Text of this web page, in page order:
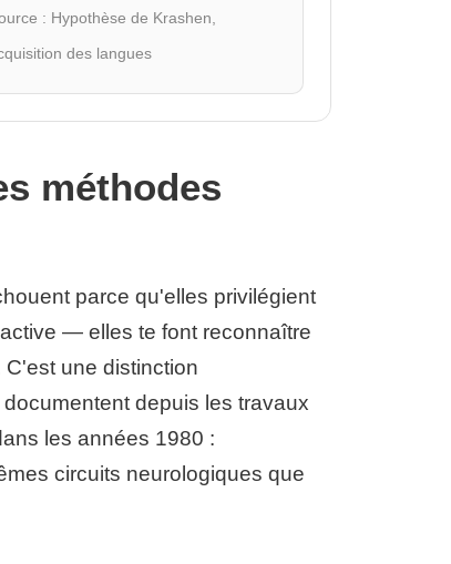
: Hypothèse de Krashen,
des langues
méthodes
parce qu'elles privilégient
— elles te font reconnaître
une distinction
depuis les travaux
les années 1980 :
circuits neurologiques que